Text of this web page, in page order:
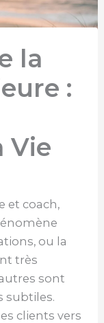
la
:
Vie
et coach,
ou la
très
sont
subtiles.
clients vers